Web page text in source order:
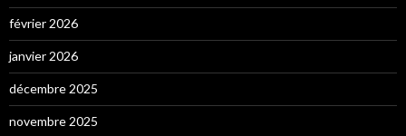
février 2026
janvier 2026
décembre 2025
novembre 2025